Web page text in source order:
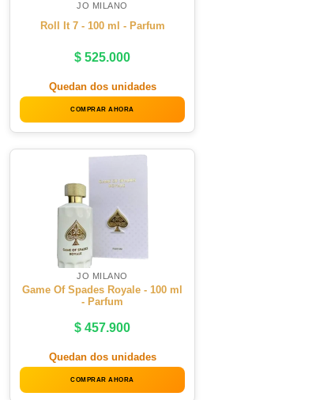
JO MILANO
Roll It 7 - 100 ml - Parfum
$ 525.000
Quedan dos unidades
COMPRAR AHORA
JO MILANO
Game Of Spades Royale - 100 ml
- Parfum
$ 457.900
Quedan dos unidades
COMPRAR AHORA